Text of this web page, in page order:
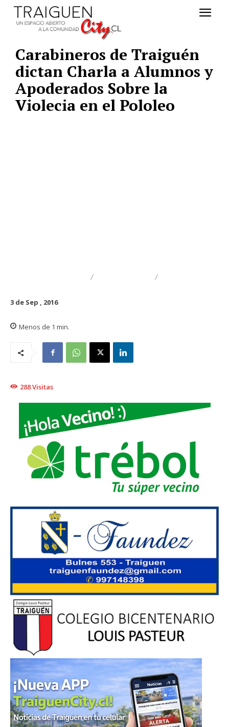
Carabineros de Traiguén
dictan Charla a Alumnos y
Apoderados Sobre la
Violecia en el Pololeo
3 de Sep , 2016
Menos de 1 min.
288Visitas